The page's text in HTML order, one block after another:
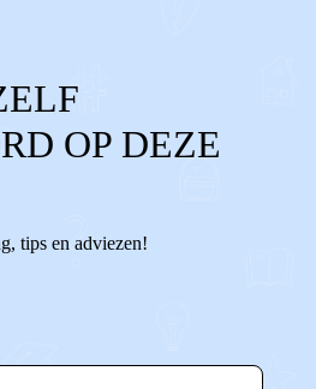
OP DEZE
tips en adviezen!